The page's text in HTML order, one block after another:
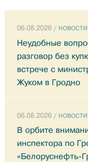
06.08.2026 /
Неудобные
разговор без
встрече с
Жуком в Гродно
06.08.2026 /
В орбите
инспектора по
«Белоруснефть-